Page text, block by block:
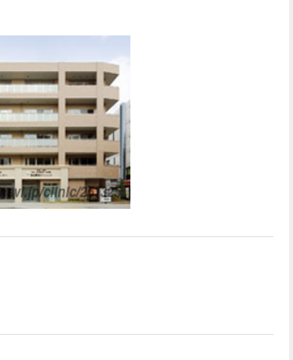
を増やすことで食道・
胃・…